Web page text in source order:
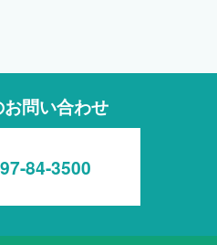
問い合わせ
84-3500